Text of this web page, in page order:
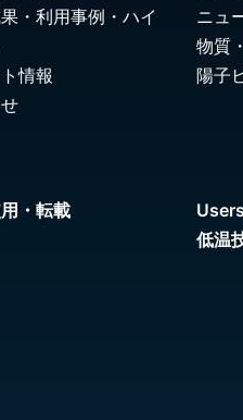
・利用事例・ハイ
情報
ニュ
物質
陽子
・転載
低温